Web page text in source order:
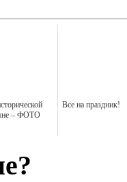
– ФОТО
Все на праздник!